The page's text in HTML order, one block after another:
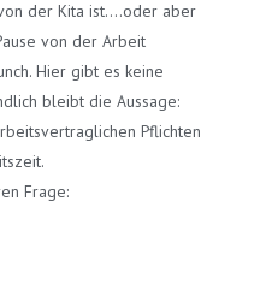
der Kita ist….oder aber
von der Arbeit
Hier gibt es keine
bleibt die Aussage:
Pflichten
Frage: